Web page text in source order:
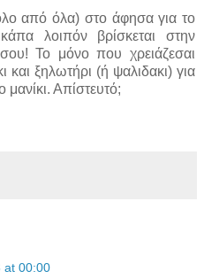
από όλα) στο άφησα για το
λοιπόν βρίσκεται στην
Το μόνο που χρειάζεσαι
και ξηλωτήρι (ή ψαλιδακι) για
Απίστευτό;
at 00:00